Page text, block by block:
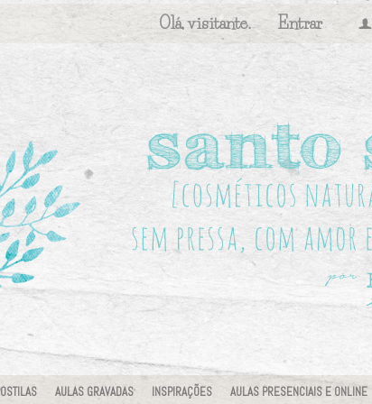
Olá, visitante. Entrar f
AULAS GRAVADAS INSPIRAÇÕES AULAS PRESENCIAIS E ONLINE